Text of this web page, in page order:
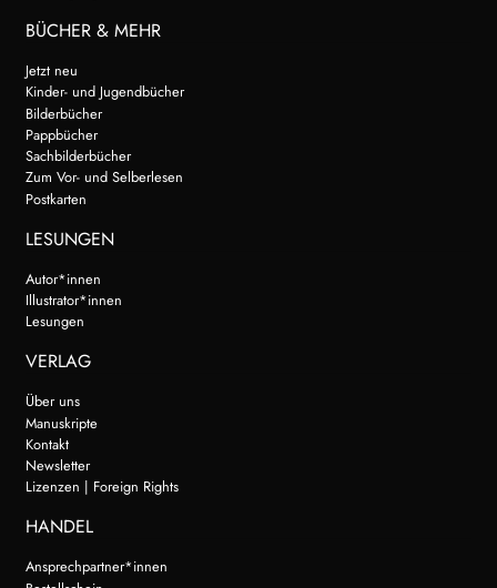
BÜCHER & MEHR
Jetzt neu
Kinder- und Jugendbücher
Bilderbücher
Pappbücher
Sachbilderbücher
Zum Vor- und Selberlesen
Postkarten
LESUNGEN
Autor*innen
Illustrator*innen
Lesungen
VERLAG
Über uns
Manuskripte
Kontakt
Newsletter
Lizenzen | Foreign Rights
HANDEL
Ansprechpartner*innen